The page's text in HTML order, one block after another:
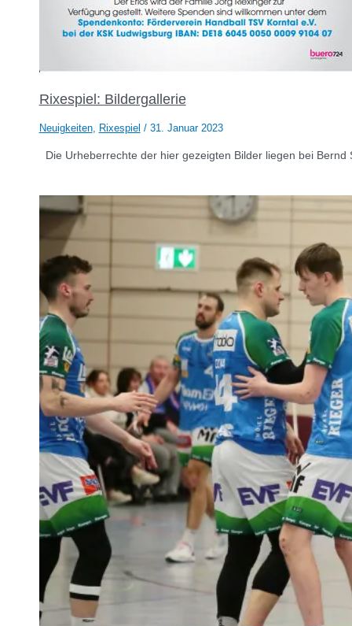
Rixespiel: Bildergallerie
Neuigkeiten, Rixespiel / 31. Januar 2023
Die Urheberrechte der hier gezeigten Bilder liegen bei